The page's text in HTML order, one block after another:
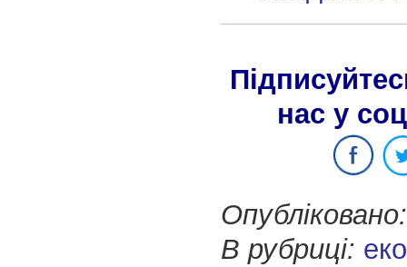
нас у
Опубліковано:
В рубриці: